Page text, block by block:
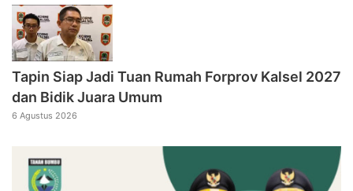
Tapin Siap Jadi Tuan Rumah Forprov Kalsel 2027
dan Bidik Juara Umum
6 Agustus 2026